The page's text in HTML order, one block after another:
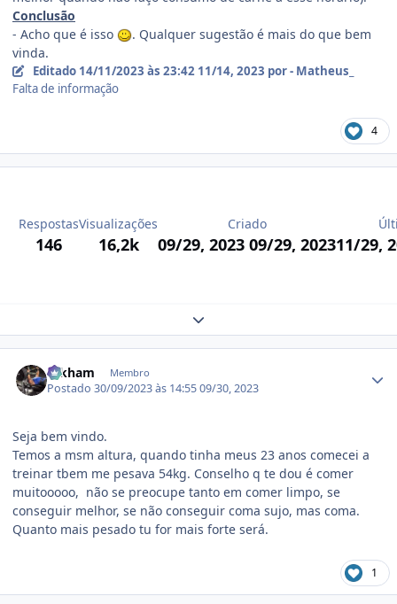
Conclusão
- Acho que é isso
. Qualquer sugestão é mais do que bem
vinda.
Editado 14/11/2023 às 23:42 11/14, 2023 por - Matheus_
Falta de informação
4
Respostas
146
Visualizações
16,2k
Criado
09/29, 2023 09/29, 202311/29,
Expand topic overview
arkham Membro
Postado30/09/2023 às 14:5509/30, 2023
Seja bem vindo.
Temos a msm altura, quando tinha meus 23 anos comecei a
treinar tbem me pesava 54kg. Conselho q te dou é comer
muitooooo, não se preocupe tanto em comer limpo, se
conseguir melhor, se não conseguir coma sujo, mas coma.
Quanto mais pesado tu for mais forte será.
1